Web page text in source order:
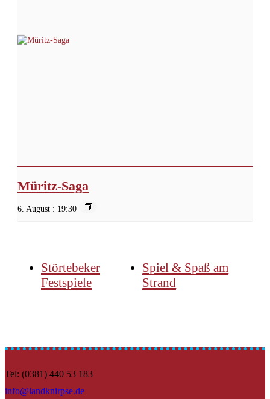
Müritz-Saga
6. August : 19:30
Störtebeker
Festspiele
Spiel & Spaß am
Strand
Tel: (0381) 440 53 183
info@landknirpse.de